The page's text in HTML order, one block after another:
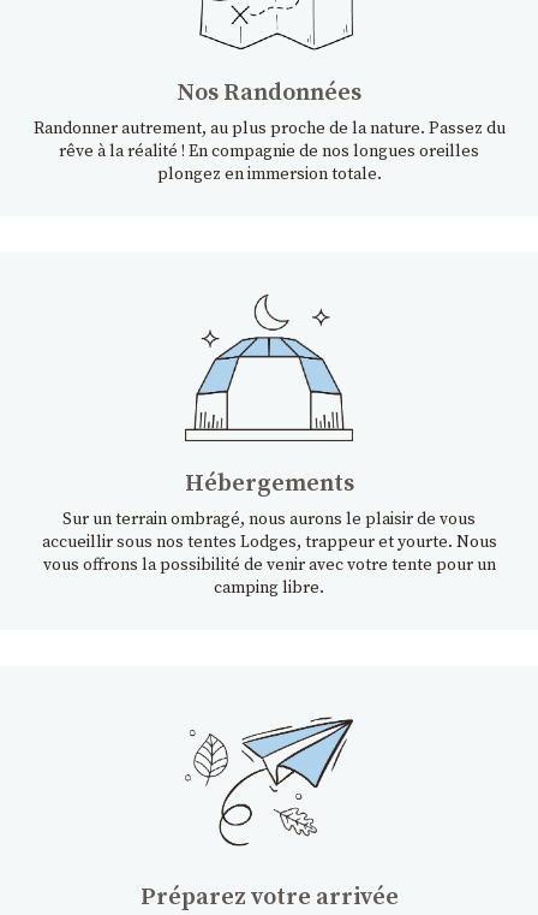
Nos Randonnées
Randonner autrement, au plus proche de la nature. Passez du
rêve à la réalité ! En compagnie de nos longues oreilles
plongez en immersion totale.
Hébergements
Sur un terrain ombragé, nous aurons le plaisir de vous
accueillir sous nos tentes Lodges, trappeur et yourte. Nous
vous offrons la possibilité de venir avec votre tente pour un
camping libre.
Préparez votre arrivée